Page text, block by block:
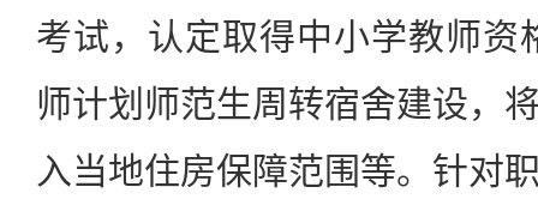
考试，认定取得中小学教师资
师计划师范生周转宿舍建设，
入当地住房保障范围等。针对